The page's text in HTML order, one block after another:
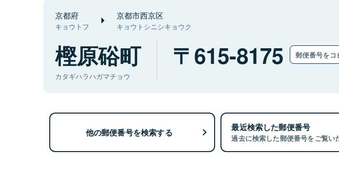
京都府
キョウトフ
京都市西京区
キョウトシニシキョウク
樫原硲町
カタギハラハガマチョウ
615-8175 郵便番号をコ
他の郵便番号を検索する 最近検索した郵便番号
過去に検索した郵便番号をご覧い